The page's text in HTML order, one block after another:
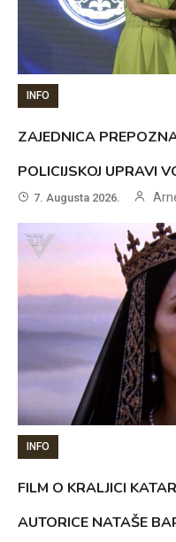
INFO
ZAJEDNICA
POLICIJSKOJ UPRAVI
7. Augusta 2026.
INFO
FILM O KRALJICI
AUTORICE NATAŠE